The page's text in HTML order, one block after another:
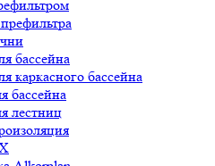
бассейна
каркасного бассейна
бассейна
лестниц